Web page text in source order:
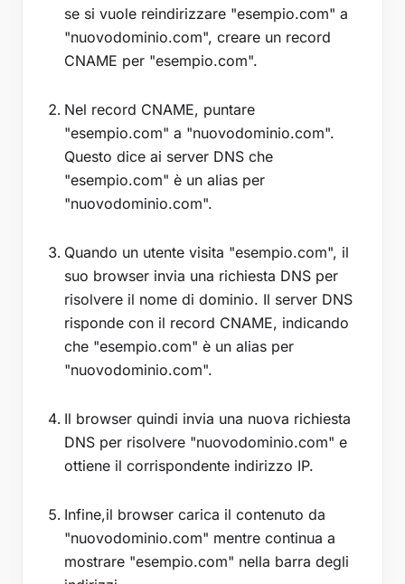
se si vuole reindirizzare "esempio.com" a
"nuovodominio.com", creare un record
CNAME per "esempio.com".
Nel record CNAME, puntare
"esempio.com" a "nuovodominio.com".
Questo dice ai server DNS che
"esempio.com" è un alias per
"nuovodominio.com".
Quando un utente visita "esempio.com", il
suo browser invia una richiesta DNS per
risolvere il nome di dominio. Il server DNS
risponde con il record CNAME, indicando
che "esempio.com" è un alias per
"nuovodominio.com".
Il browser quindi invia una nuova richiesta
DNS per risolvere "nuovodominio.com" e
ottiene il corrispondente indirizzo IP.
Infine,il browser carica il contenuto da
"nuovodominio.com" mentre continua a
mostrare "esempio.com" nella barra degli